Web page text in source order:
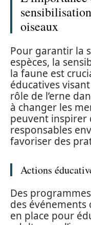
oiseaux
Pour garantir la
espèces, la
la faune est
éducatives
rôle de l’erne
à changer les
peuvent inspirer
responsables
favoriser des
Actions
Des
des
en place pour